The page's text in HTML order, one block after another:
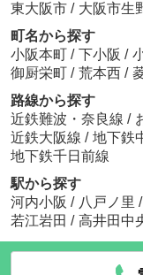
東大阪市 / 大阪市生
町名から探す
小阪本町 / 下小阪 /
御厨栄町 / 荒本西 /
路線から探す
近鉄難波・奈良線 /
近鉄大阪線 / 地下鉄
地下鉄千日前線
駅から探す
河内小阪 / 八戸ノ里 /
若江岩田 / 高井田中